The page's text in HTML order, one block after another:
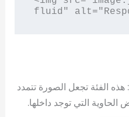
: هذه الفئة تجعل الصورة تتمدد
التي توجد داخلها.